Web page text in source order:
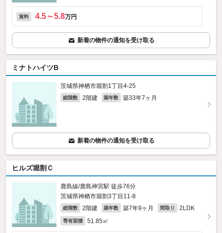
賃料 4.5～5.8万円
新着の物件の通知を受け取る
ミナトハイツB
茨城県神栖市堀割1丁目4-25
総階数 2階建 築年数 築33年7ヶ月
新着の物件の通知を受け取る
ヒルズ堀割Ｃ
鹿島線/鹿島神宮駅 徒歩76分
茨城県神栖市堀割3丁目11-8
総階数 2階建 築年数 築7年9ヶ月 間取り 2LDK
専有面積 51.85㎡